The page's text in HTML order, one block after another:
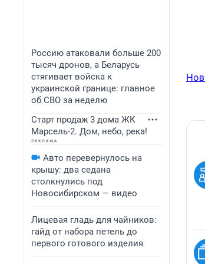
Россию атаковали больше 200
тысяч дронов, а Беларусь
стягивает войска к
украинской границе: главное
об СВО за неделю
Старт продаж 3 дома ЖК
Марсель-2. Дом, небо, река!
Авто перевернулось на
крышу: два седана
столкнулись под
Новосибирском — видео
Лицевая гладь для чайников:
гайд от набора петель до
первого готового изделия